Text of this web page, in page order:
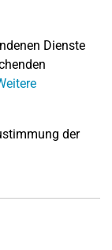
Dienste
der